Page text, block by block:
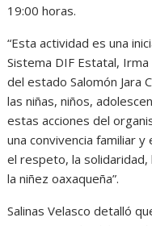
19:00 horas.
“Esta actividad es una
Sistema DIF Estatal,
del estado Salomón Jara
las niñas, niños,
estas acciones del
una convivencia familiar
el respeto, la solidaridad,
la niñez oaxaqueña”.
Salinas Velasco detalló